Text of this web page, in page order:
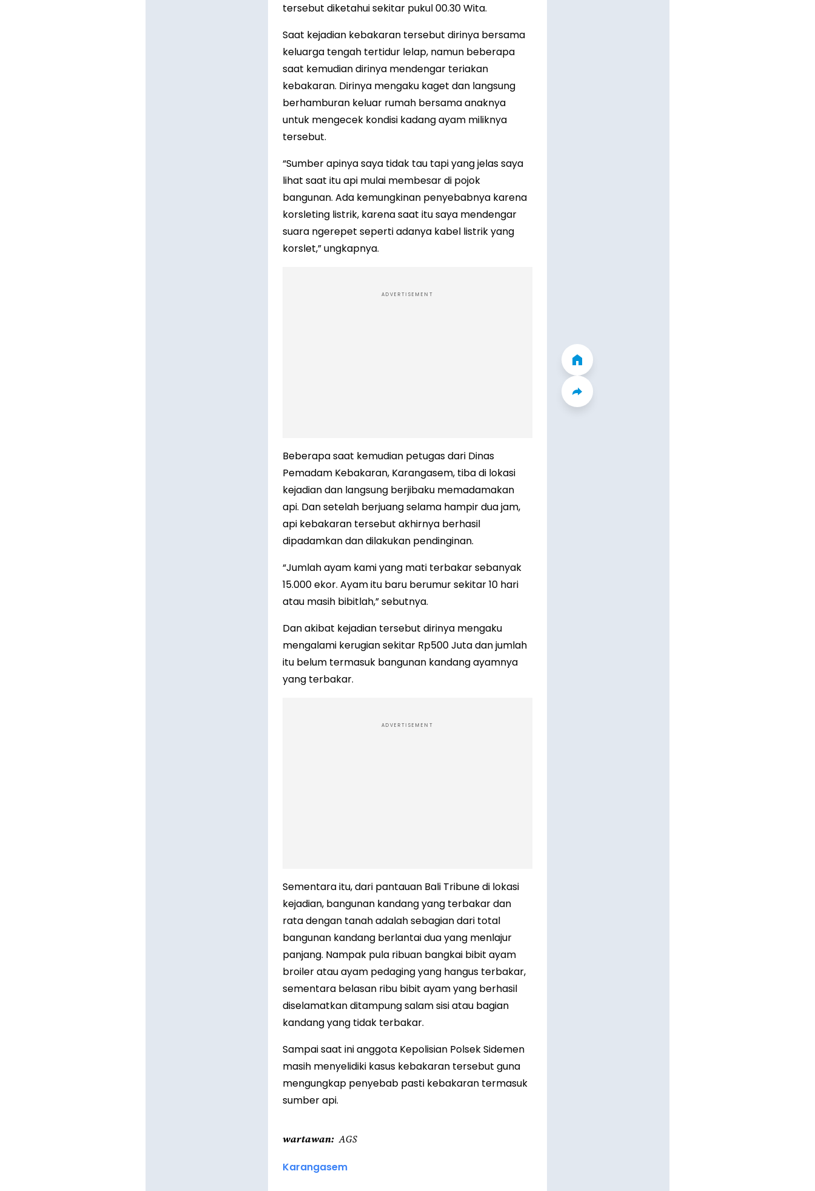
tersebut diketahui sekitar pukul 00.30 Wita.
Saat kejadian kebakaran tersebut dirinya bersama
keluarga tengah tertidur lelap, namun beberapa
saat kemudian dirinya mendengar teriakan
kebakaran. Dirinya mengaku kaget dan langsung
berhamburan keluar rumah bersama anaknya
untuk mengecek kondisi kadang ayam miliknya
tersebut.
“Sumber apinya saya tidak tau tapi yang jelas saya
lihat saat itu api mulai membesar di pojok
bangunan. Ada kemungkinan penyebabnya karena
korsleting listrik, karena saat itu saya mendengar
suara ngerepet seperti adanya kabel listrik yang
korslet,” ungkapnya.
ADVERTISEMENT
Beberapa saat kemudian petugas dari Dinas
Pemadam Kebakaran, Karangasem, tiba di lokasi
kejadian dan langsung berjibaku memadamakan
api. Dan setelah berjuang selama hampir dua jam,
api kebakaran tersebut akhirnya berhasil
dipadamkan dan dilakukan pendinginan.
“Jumlah ayam kami yang mati terbakar sebanyak
15.000 ekor. Ayam itu baru berumur sekitar 10 hari
atau masih bibitlah,” sebutnya.
Dan akibat kejadian tersebut dirinya mengaku
mengalami kerugian sekitar Rp500 Juta dan jumlah
itu belum termasuk bangunan kandang ayamnya
yang terbakar.
ADVERTISEMENT
Sementara itu, dari pantauan Bali Tribune di lokasi
kejadian, bangunan kandang yang terbakar dan
rata dengan tanah adalah sebagian dari total
bangunan kandang berlantai dua yang menlajur
panjang. Nampak pula ribuan bangkai bibit ayam
broiler atau ayam pedaging yang hangus terbakar,
sementara belasan ribu bibit ayam yang berhasil
diselamatkan ditampung salam sisi atau bagian
kandang yang tidak terbakar.
Sampai saat ini anggota Kepolisian Polsek Sidemen
masih menyelidiki kasus kebakaran tersebut guna
mengungkap penyebab pasti kebakaran termasuk
sumber api.
wartawan AGS
Karangasem